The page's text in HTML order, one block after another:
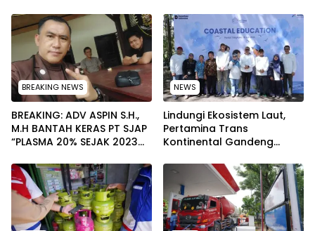
Secara Rutin dan
Menyeluruh
Nasional 2026
BREAKING NEWS
BREAKING: ADV ASPIN S.H.,
M.H BANTAH KERAS PT SJAP
“PLASMA 20% SEJAK 2023
WARGA WAWOONE!
NEWS
Lindungi Ekosistem Laut,
Pertamina Trans
Kontinental Gandeng
Kebersihan Pantai di
Bitung, Sulawesi